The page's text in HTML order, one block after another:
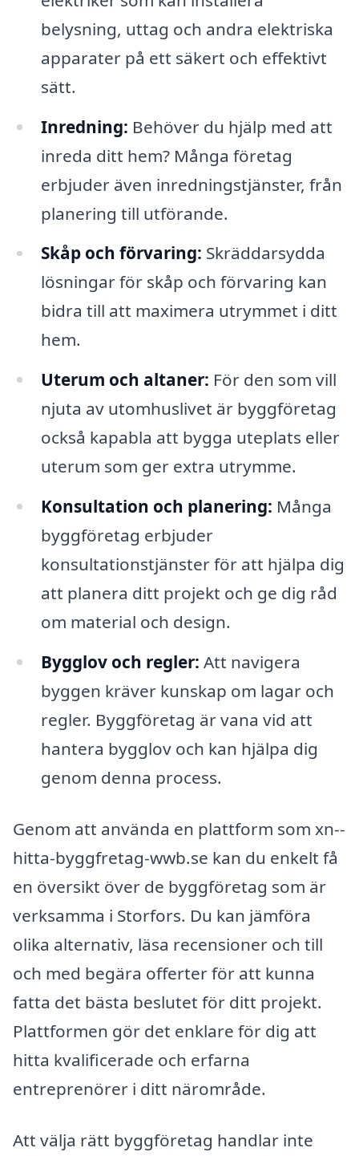
belysning, uttag och andra elektriska
apparater på ett säkert och effektivt
sätt.
Inredning: Behöver du hjälp med att
inreda ditt hem? Många företag
erbjuder även inredningstjänster, från
planering till utförande.
Skåp och förvaring: Skräddarsydda
lösningar för skåp och förvaring kan
bidra till att maximera utrymmet i ditt
hem.
Uterum och altaner: För den som vill
njuta av utomhuslivet är byggföretag
också kapabla att bygga uteplats eller
uterum som ger extra utrymme.
Konsultation och planering: Många
byggföretag erbjuder
konsultationstjänster för att hjälpa dig
att planera ditt projekt och ge dig råd
om material och design.
Bygglov och regler: Att navigera
byggen kräver kunskap om lagar och
regler. Byggföretag är vana vid att
hantera bygglov och kan hjälpa dig
genom denna process.
Genom att använda en plattform som xn--
hitta-byggfretag-wwb.se kan du enkelt få
en översikt över de byggföretag som är
verksamma i Storfors. Du kan jämföra
olika alternativ, läsa recensioner och till
och med begära offerter för att kunna
fatta det bästa beslutet för ditt projekt.
Plattformen gör det enklare för dig att
hitta kvalificerade och erfarna
entreprenörer i ditt närområde.
Att välja rätt byggföretag handlar inte